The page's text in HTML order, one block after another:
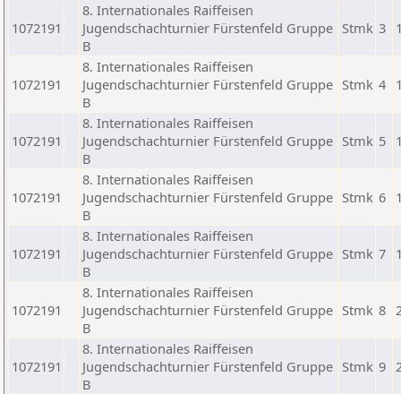
1072191
8. Internationales Raiffeisen
Jugendschachturnier Fürstenfeld Gruppe
B
Stmk 3
1072191
8. Internationales Raiffeisen
Jugendschachturnier Fürstenfeld Gruppe
B
Stmk 4
1072191
8. Internationales Raiffeisen
Jugendschachturnier Fürstenfeld Gruppe
B
Stmk 5
1072191
8. Internationales Raiffeisen
Jugendschachturnier Fürstenfeld Gruppe
B
Stmk 6
1072191
8. Internationales Raiffeisen
Jugendschachturnier Fürstenfeld Gruppe
B
Stmk 7
1072191
8. Internationales Raiffeisen
Jugendschachturnier Fürstenfeld Gruppe
B
Stmk 8
1072191
8. Internationales Raiffeisen
Jugendschachturnier Fürstenfeld Gruppe
B
Stmk 9